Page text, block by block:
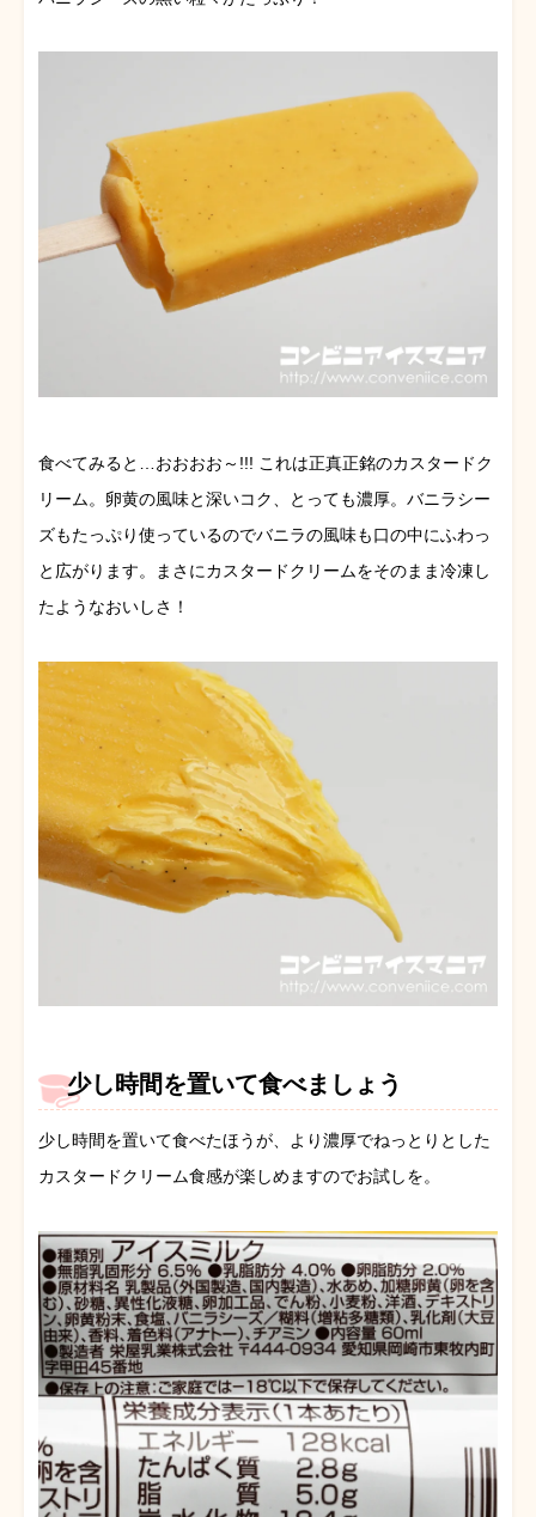
食べてみると…おおおお～!!! これは正真正銘のカスタードク
リーム。卵黄の風味と深いコク、とっても濃厚。バニラシー
ズもたっぷり使っているのでバニラの風味も口の中にふわっ
と広がります。まさにカスタードクリームをそのまま冷凍し
たようなおいしさ！
少し時間を置いて食べましょう
少し時間を置いて食べたほうが、より濃厚でねっとりとした
カスタードクリーム食感が楽しめますのでお試しを。